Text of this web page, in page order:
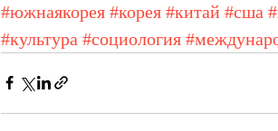
#южнаякорея #корея #китай #сша
#культура #социология